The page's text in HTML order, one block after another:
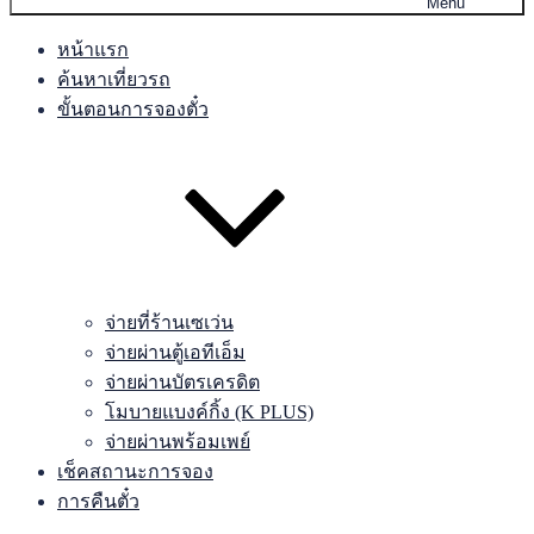
หน้าแรก
ค้นหาเที่ยวรถ
ขั้นตอนการจองตั๋ว
จ่ายที่ร้านเซเว่น
จ่ายผ่านตู้เอทีเอ็ม
จ่ายผ่านบัตรเครดิต
โมบายแบงค์กิ้ง (K PLUS)
จ่ายผ่านพร้อมเพย์
เช็คสถานะการจอง
การคืนตั๋ว